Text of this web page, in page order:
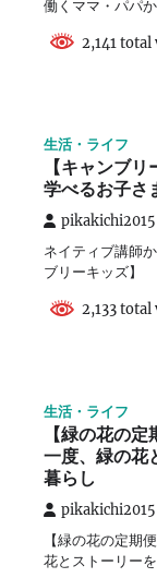
働くママ・パパ
2,141
生活・ライフ
【キャンブ
学べるお子さ
pikakichi2015
ネイティブ講師
ブリーキッズ】
2,133 total
生活・ライフ
【緑の花の
一度、緑の花
暮らし
pikakichi2015
【緑の花の定期
花とストーリー